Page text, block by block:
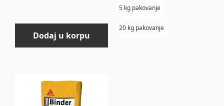
Dodaj u korpu
5 kg pakovanje
20 kg pakovanje